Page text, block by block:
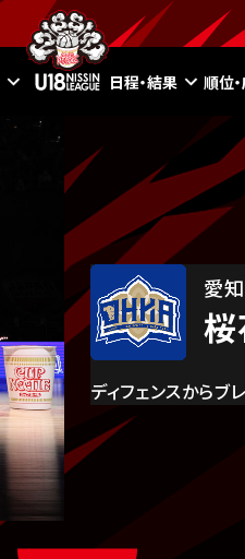
日程・結果 順位
愛
ディフェンスからブ